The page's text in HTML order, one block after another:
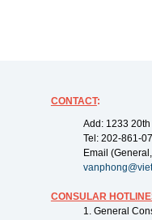
CONTACT:
Add: 1233
Tel: 202-861-
Email
CONSULAR
1. General